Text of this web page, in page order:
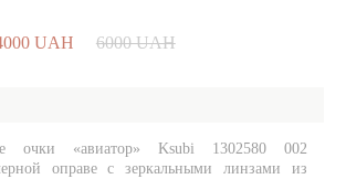
UAH 6000 UAH
очки «авиатор» Ksubi 1302580 002
оправе с зеркальными линзами из